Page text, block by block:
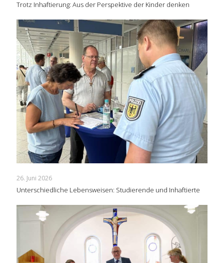
Trotz Inhaftierung: Aus der Perspektive der Kinder denken
26. Juni 2026
Unterschiedliche Lebensweisen: Studierende und Inhaftierte